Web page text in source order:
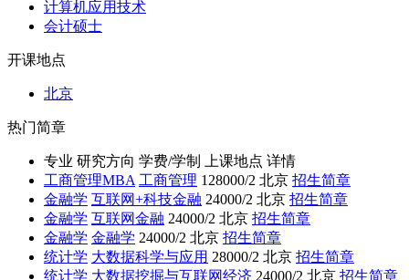
计算机应用技术
会计硕士
开课地点
北京
热门简章
专业 研究方向 学费/学制 上课地点 详情
工商管理MBA 工商管理 128000/2 北京 招生简章
金融学 互联网+科技金融 24000/2 北京 招生简章
金融学 互联网金融 24000/2 北京 招生简章
金融学 金融学 24000/2 北京 招生简章
统计学 大数据科学与应用 28000/2 北京 招生简章
统计学 大数据挖掘与互联网经济 24000/2 北京 招生简章